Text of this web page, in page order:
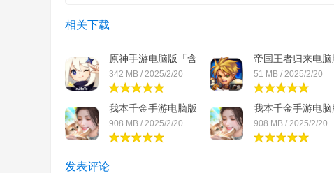
卓版
相关下载
原神手游电脑版「含
模...
342 MB / 2025/2/20
帝国王者归来电脑
「...
51 MB / 2025/2/20
我本千金手游电脑版
「...
908 MB / 2025/2/20
我本千金手游电脑
「...
908 MB / 2025/2/20
发表评论